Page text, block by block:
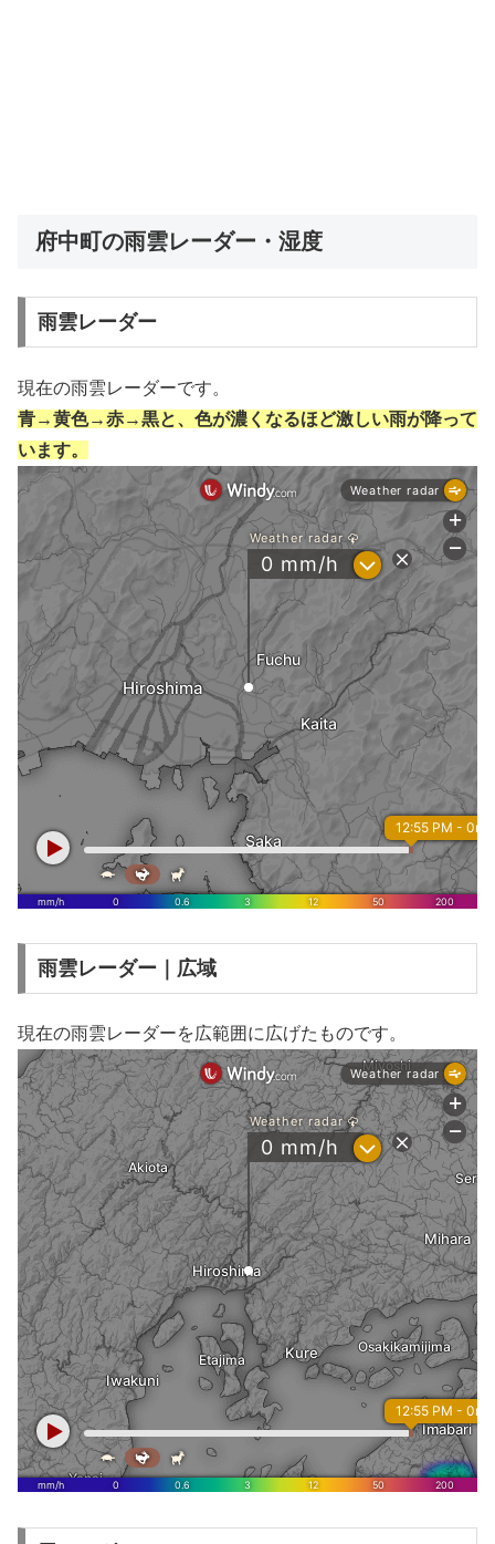
府中町の雨雲レーダー・湿度
雨雲レーダー
現在の雨雲レーダーです。
青→黄色→赤→黒と、色が濃くなるほど激しい雨が降って
います。
雨雲レーダー｜広域
現在の雨雲レーダーを広範囲に広げたものです。